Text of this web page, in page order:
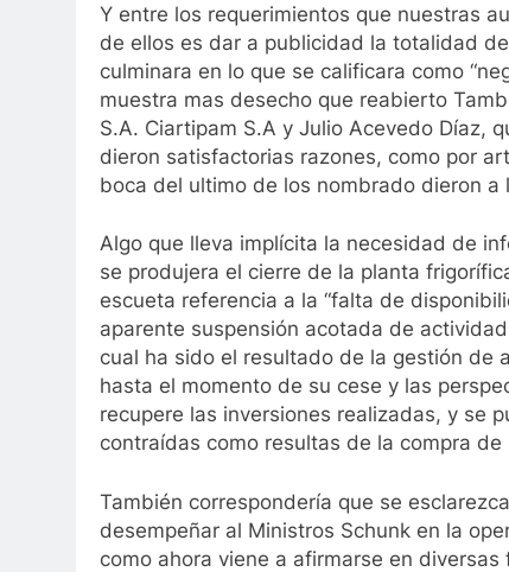
Y entre los requerimientos que nuestras
de ellos es dar a publicidad la totalidad
culminara en lo que se calificara como
muestra mas desecho que reabierto
S.A. Ciartipam S.A y Julio Acevedo Díaz,
dieron satisfactorias razones, como por
boca del ultimo de los nombrado dieron
Algo que lleva implícita la necesidad de
se produjera el cierre de la planta
escueta referencia a la “falta de
aparente suspensión acotada de
cual ha sido el resultado de la gestión de
hasta el momento de su cese y las
recupere las inversiones realizadas, y se
contraídas como resultas de la compra
También correspondería que se
desempeñar al Ministros Schunk en la
como ahora viene a afirmarse en